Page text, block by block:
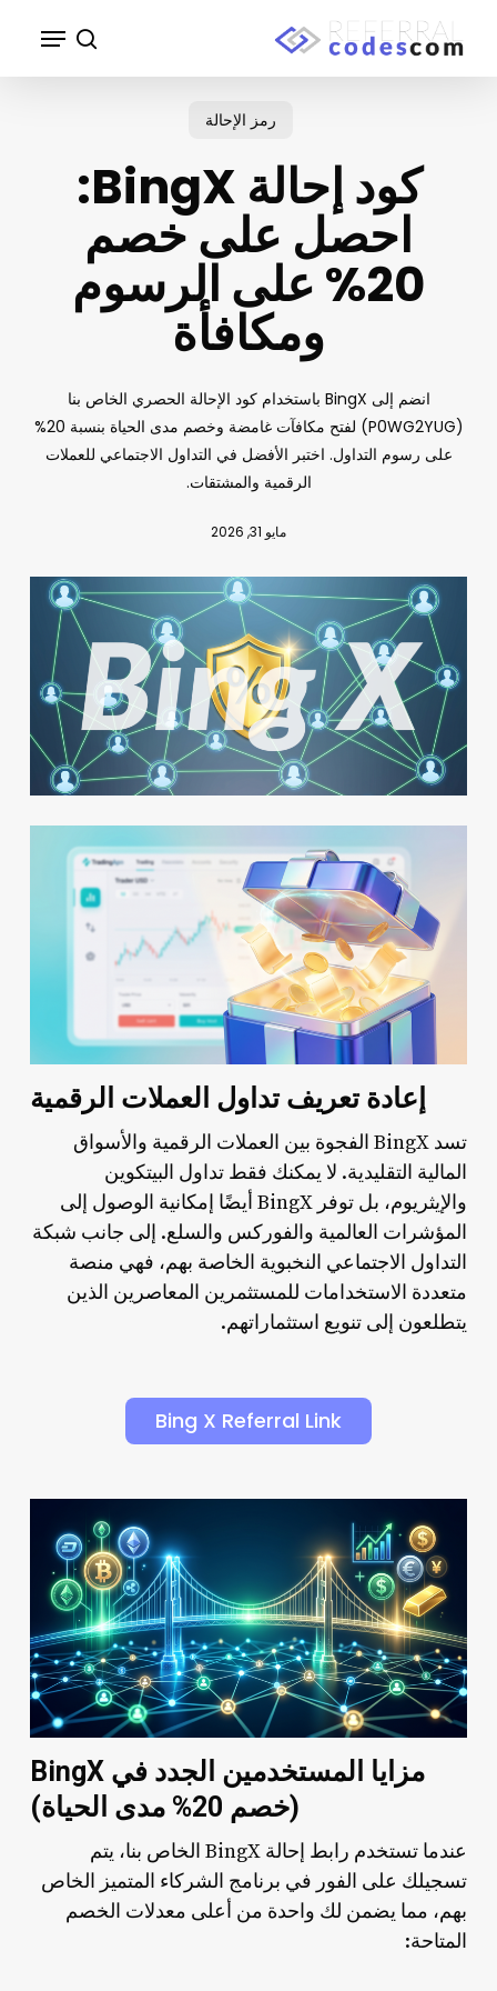
search
Menu
رمز الإحالة
كود إحالة BingX:
احصل على خصم
20% على الرسوم
ومكافأة
انضم إلى BingX باستخدام كود الإحالة الحصري الخاص بنا
(P0WG2YUG) لفتح مكافآت غامضة وخصم مدى الحياة بنسبة 20%
على رسوم التداول. اختبر الأفضل في التداول الاجتماعي للعملات
الرقمية والمشتقات.
مايو 31, 2026
إعادة تعريف تداول العملات الرقمية
تسد BingX الفجوة بين العملات الرقمية والأسواق
المالية التقليدية. لا يمكنك فقط تداول البيتكوين
والإيثريوم، بل توفر BingX أيضًا إمكانية الوصول إلى
المؤشرات العالمية والفوركس والسلع. إلى جانب شبكة
التداول الاجتماعي النخبوية الخاصة بهم، فهي منصة
متعددة الاستخدامات للمستثمرين المعاصرين الذين
يتطلعون إلى تنويع استثماراتهم.
Bing X Referral Link
مزايا المستخدمين الجدد في BingX
(خصم 20% مدى الحياة)
عندما تستخدم رابط إحالة BingX الخاص بنا، يتم
تسجيلك على الفور في برنامج الشركاء المتميز الخاص
بهم، مما يضمن لك واحدة من أعلى معدلات الخصم
المتاحة: